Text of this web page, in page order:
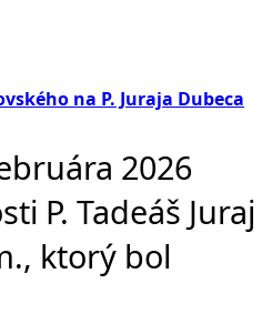
na P. Juraja Dubeca
2026
P. Tadeáš Juraj
ktorý bol